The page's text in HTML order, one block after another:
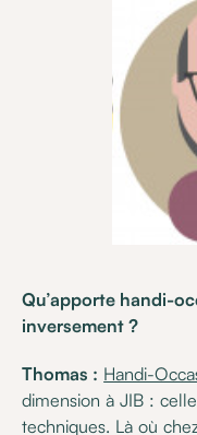
Qu’apporte handi-
inversement ?
Thomas : Handi-
dimension à JIB :
techniques. Là où